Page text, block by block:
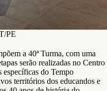
PE
a 40ª Turma, com uma
serão realizadas no Centro
específicas do Tempo
territórios dos educandos e